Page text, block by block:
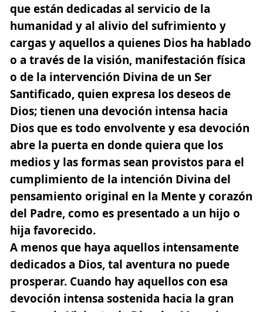
que están dedicadas al servicio de la
humanidad y al alivio del sufrimiento y
cargas y aquellos a quienes Dios ha hablado
o a través de la visión, manifestación física
o de la intervención Divina de un Ser
Santificado, quien expresa los deseos de
Dios;tienen una devoción intensa hacia
Dios que es todo envolventey esa devoción
abre la puerta en donde quiera que los
medios y las formas sean provistos para el
cumplimiento de la intención Divina del
pensamiento original en la Mente y corazón
del Padre, como es presentado a un hijo o
hija favorecido.
A menos que haya aquellos intensamente
dedicados a Dios, tal aventura no puede
prosperar. Cuando hay aquellos con esa
devoción intensa sostenida hacia la gran